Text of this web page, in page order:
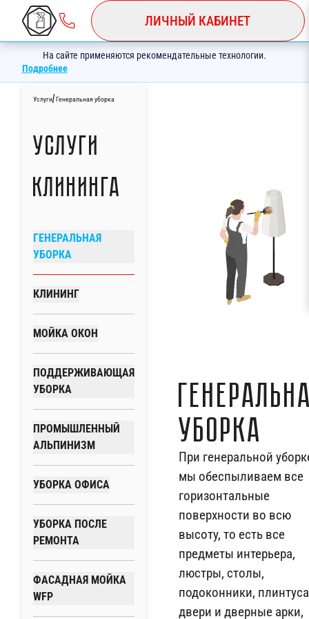
ЛИЧНЫЙ КАБИНЕТ
На сайте применяются рекомендательные технологии.
Подробнее
Услуги/Генеральная уборка
Услуги
клининга
ГЕНЕРАЛЬНАЯ
УБОРКА
КЛИНИНГ
МОЙКА ОКОН
ПОДДЕРЖИВАЮЩАЯ
УБОРКА
ПРОМЫШЛЕННЫЙ
АЛЬПИНИЗМ
УБОРКА ОФИСА
УБОРКА ПОСЛЕ
РЕМОНТА
ФАСАДНАЯ МОЙКА
WFP
уборка
При генеральной
мы обеспыливаем все
горизонтальные
поверхности во всю
высоту, то есть все
предметы интерьера,
люстры, столы,
подоконники,
двери и дверные арки,